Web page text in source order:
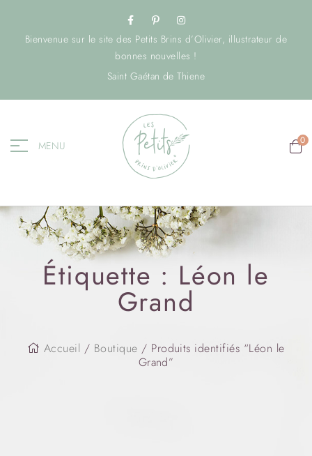
Bienvenue sur le site des Petits Brins d’Olivier, illustrateur de
bonnes nouvelles !
Saint Gaétan de Thiene
MENU 0
Étiquette : Léon le
Grand
Accueil / Boutique / Produits identifiés “Léon le
Grand”